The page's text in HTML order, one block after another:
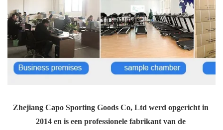
Zhejiang Capo Sporting Goods Co, Ltd werd opgericht in
2014 en is een professionele fabrikant van de